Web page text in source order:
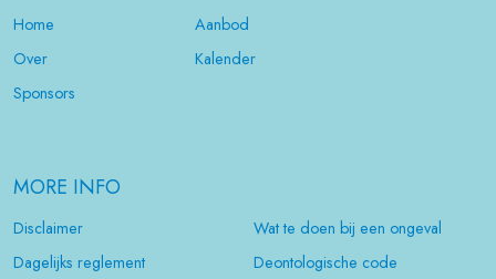
Home
Aanbod
Over
Kalender
Sponsors
MORE INFO
Disclaimer
Wat te doen bij een ongeval
Dagelijks reglement
Deontologische code